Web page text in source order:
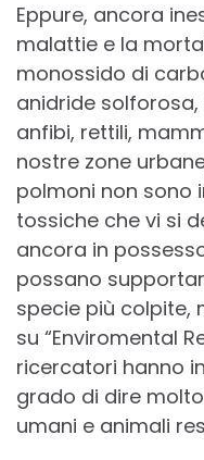
Eppure, ancora
malattie e la
monossido di
anidride
anfibi, rettili,
nostre zone
polmoni non sono
tossiche che vi si
ancora in
possano
specie più colpite,
su “Enviromental
ricercatori hanno
grado di dire
umani e animali